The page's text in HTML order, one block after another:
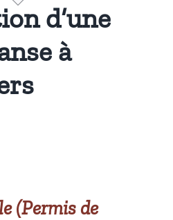
d’une
à
(Permis de